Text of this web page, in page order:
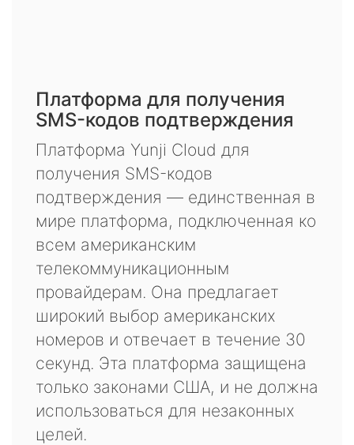
Платформа для получения
SMS-кодов подтверждения
Платформа Yunji Cloud для
получения SMS-кодов
подтверждения — единственная в
мире платформа, подключенная ко
всем американским
телекоммуникационным
провайдерам. Она предлагает
широкий выбор американских
номеров и отвечает в течение 30
секунд. Эта платформа защищена
только законами США, и не должна
использоваться для незаконных
целей.